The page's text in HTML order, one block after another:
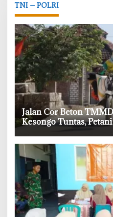
TNI – POLRI
‎Jalan Cor Beton
Kesongo Tuntas,